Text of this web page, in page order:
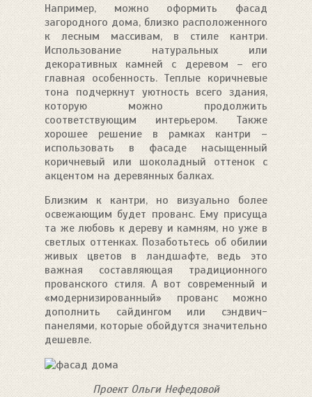
Например, можно оформить фасад
загородного дома, близко расположенного
к лесным массивам, в стиле кантри.
Использование натуральных или
декоративных камней с деревом – его
главная особенность. Теплые коричневые
тона подчеркнут уютность всего здания,
которую можно продолжить
соответствующим интерьером. Также
хорошее решение в рамках кантри –
использовать в фасаде насыщенный
коричневый или шоколадный оттенок с
акцентом на деревянных балках.
Близким к кантри, но визуально более
освежающим будет прованс. Ему присуща
та же любовь к дереву и камням, но уже в
светлых оттенках. Позаботьтесь об обилии
живых цветов в ландшафте, ведь это
важная составляющая традиционного
прованского стиля. А вот современный и
«модернизированный» прованс можно
дополнить сайдингом или сэндвич-
панелями, которые обойдутся значительно
дешевле.
Проект Ольги Нефедовой